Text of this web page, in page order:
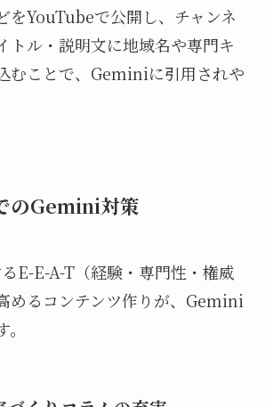
をYouTubeで公開し、チャンネ
トル・説明文に地域名や専門キ
むことで、Geminiに引用されや
のGemini対策
E-E-A-T（経験・専門性・権威
めるコンテンツ作りが、Gemini